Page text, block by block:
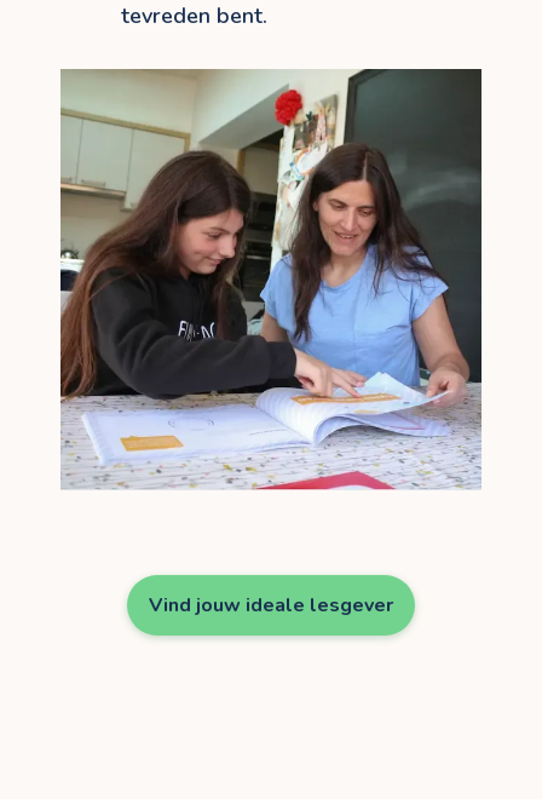
tevreden bent.
Vind jouw ideale lesgever